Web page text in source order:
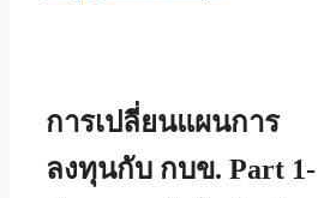
การเปลี่ยนแผนการ
ลงทุนกับ กบข. Part 1-